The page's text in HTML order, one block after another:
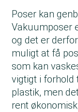
Poser kan
Vakuumposer
og det er
muligt at få
som kan
vigtigt i
plastik, men
rent